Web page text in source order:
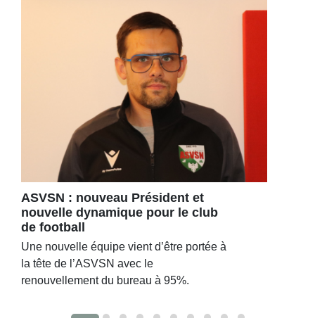
ASVSN : nouveau Président et
nouvelle dynamique pour le club
de football
Une nouvelle équipe vient d’être portée à
la tête de l’ASVSN avec le
renouvellement du bureau à 95%.